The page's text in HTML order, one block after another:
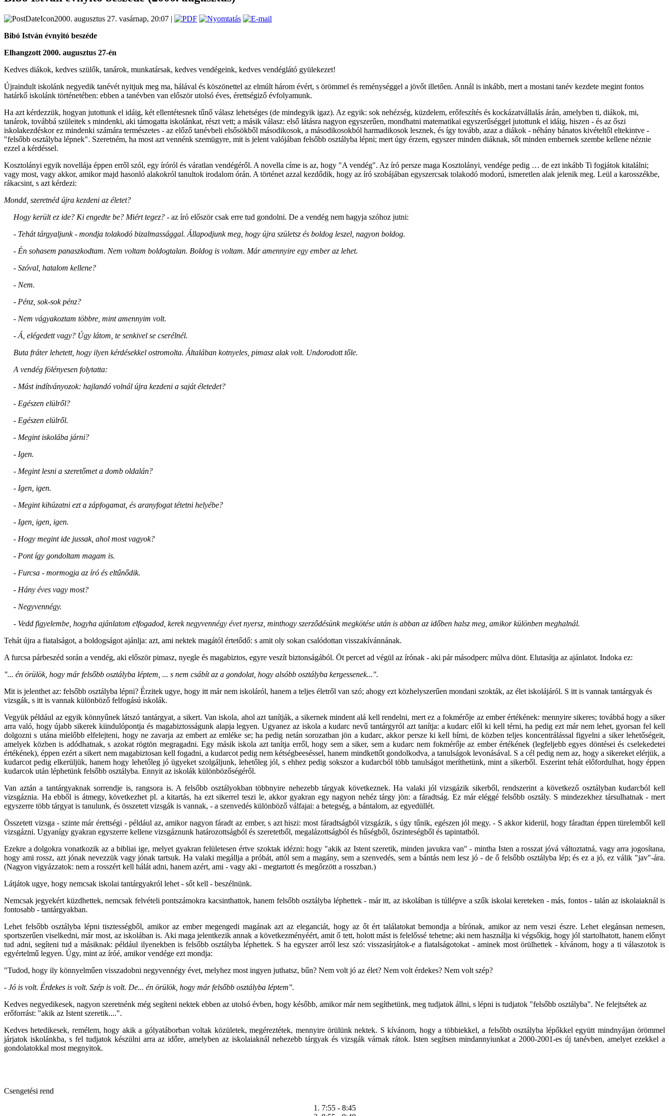
2000. augusztus 27. vasárnap, 20:07 |
Bibó István évnyitó beszéde
Elhangzott 2000. augusztus 27-én
Kedves diákok, kedves szülők, tanárok, munkatársak, kedves vendégeink, kedves vendéglátó gyülekezet!
Újraindult iskolánk negyedik tanévét nyitjuk meg ma, hálával és köszönettel az elmúlt három évért, s örömmel és reménységgel a jövőt illetően. Annál is inkább, mert a mostani tanév kezdete megint fontos
határkő iskolánk történetében: ebben a tanévben van először utolsó éves, érettségiző évfolyamunk.
Ha azt kérdezzük, hogyan jutottunk el idáig, két ellentétesnek tűnő válasz lehetséges (de mindegyik igaz). Az egyik: sok nehézség, küzdelem, erőfeszítés és kockázatvállalás árán, amelyben ti, diákok, mi,
tanárok, továbbá szüleitek s mindenki, aki támogatta iskolánkat, részt vett; a másik válasz: első látásra nagyon egyszerűen, mondhatni matematikai egyszerűséggel jutottunk el idáig, hiszen - és az őszi
iskolakezdéskor ez mindenki számára természetes - az előző tanévbeli elsősökből másodikosok, a másodikosokból harmadikosok lesznek, és így tovább, azaz a diákok - néhány bánatos kivételtől eltekintve -
"felsőbb osztályba lépnek". Szeretném, ha most azt vennénk szemügyre, mit is jelent valójában felsőbb osztályba lépni; mert úgy érzem, egyszer minden diáknak, sőt minden embernek szembe kellene néznie
ezzel a kérdéssel.
Kosztolányi egyik novellája éppen erről szól, egy íróról és váratlan vendégéről. A novella címe is az, hogy "A vendég". Az író persze maga Kosztolányi, vendége pedig … de ezt inkább Ti fogjátok kitalálni;
vagy most, vagy akkor, amikor majd hasonló alakokról tanultok irodalom órán. A történet azzal kezdődik, hogy az író szobájában egyszercsak tolakodó modorú, ismeretlen alak jelenik meg. Leül a karosszékbe,
rákacsint, s azt kérdezi:
Mondd, szeretnéd újra kezdeni az életet?
Hogy került ez ide? Ki engedte be? Miért tegez? - az író először csak erre tud gondolni. De a vendég nem hagyja szóhoz jutni:
- Tehát tárgyaljunk - mondja tolakodó bizalmassággal. Állapodjunk meg, hogy újra születsz és boldog leszel, nagyon boldog.
- Én sohasem panaszkodtam. Nem voltam boldogtalan. Boldog is voltam. Már amennyire egy ember az lehet.
- Szóval, hatalom kellene?
- Nem.
- Pénz, sok-sok pénz?
- Nem vágyakoztam többre, mint amennyim volt.
- Á, elégedett vagy? Úgy látom, te senkivel se cserélnél.
Buta fráter lehetett, hogy ilyen kérdésekkel ostromolta. Általában kotnyeles, pimasz alak volt. Undorodott tőle.
A vendég fölényesen folytatta:
- Mást indítványozok: hajlandó volnál újra kezdeni a saját életedet?
- Egészen elülről?
- Egészen elülről.
- Megint iskolába járni?
- Igen.
- Megint lesni a szeretőmet a domb oldalán?
- Igen, igen.
- Megint kihúzatni ezt a zápfogamat, és aranyfogat tétetni helyébe?
- Igen, igen, igen.
- Hogy megint ide jussak, ahol most vagyok?
- Pont így gondoltam magam is.
- Furcsa - mormogja az író és eltűnődik.
- Hány éves vagy most?
- Negyvennégy.
- Vedd figyelembe, hogyha ajánlatom elfogadod, kerek negyvennégy évet nyersz, minthogy szerződésünk megkötése után is abban az időben halsz meg, amikor különben meghalnál.
Tehát újra a fiatalságot, a boldogságot ajánlja: azt, ami nektek magától értetődő: s amit oly sokan csalódottan visszakívánnának.
A furcsa párbeszéd során a vendég, aki először pimasz, nyegle és magabiztos, egyre veszít biztonságából. Öt percet ad végül az írónak - aki pár másodperc múlva dönt. Elutasítja az ajánlatot. Indoka ez:
"... én örülök, hogy már felsőbb osztályba léptem, ... s nem csábít az a gondolat, hogy alsóbb osztályba kergessenek...".
Mit is jelenthet az: felsőbb osztályba lépni? Érzitek ugye, hogy itt már nem iskoláról, hanem a teljes életről van szó; ahogy ezt közhelyszerűen mondani szokták, az élet iskolájáról. S itt is vannak tantárgyak és
vizsgák, s itt is vannak különböző felfogású iskolák.
Vegyük például az egyik könnyűnek látszó tantárgyat, a sikert. Van iskola, ahol azt tanítják, a sikernek mindent alá kell rendelni, mert ez a fokmérője az ember értékének: mennyire sikeres; továbbá hogy a siker
arra való, hogy újabb sikerek kiindulópontja és magabiztosságunk alapja legyen. Ugyanez az iskola a kudarc nevű tantárgyról azt tanítja: a kudarc elől ki kell térni, ha pedig ezt már nem lehet, gyorsan fel kell
dolgozni s utána mielőbb elfelejteni, hogy ne zavarja az embert az emléke se; ha pedig netán sorozatban jön a kudarc, akkor persze ki kell bírni, de közben teljes koncentrálással figyelni a siker lehetőségeit,
amelyek közben is adódhatnak, s azokat rögtön megragadni. Egy másik iskola azt tanítja erről, hogy sem a siker, sem a kudarc nem fokmérője az ember értékének (legfeljebb egyes döntései és cselekedetei
értékének), éppen ezért a sikert nem magabiztosan kell fogadni, a kudarcot pedig nem kétségbeeséssel, hanem mindkettőt gondolkodva, a tanulságok levonásával. S a cél pedig nem az, hogy a sikereket elérjük, a
kudarcot pedig elkerüljük, hanem hogy lehetőleg jó ügyeket szolgáljunk, lehetőleg jól, s ehhez pedig sokszor a kudarcból több tanulságot meríthetünk, mint a sikerből. Eszerint tehát előfordulhat, hogy éppen
kudarcok után léphetünk felsőbb osztályba. Ennyit az iskolák különbözőségéről.
Van aztán a tantárgyaknak sorrendje is, rangsora is. A felsőbb osztályokban többnyire nehezebb tárgyak következnek. Ha valaki jól vizsgázik sikerből, rendszerint a következő osztályban kudarcból kell
vizsgáznia. Ha ebből is átmegy, következhet pl. a kitartás, ha ezt sikerrel teszi le, akkor gyakran egy nagyon nehéz tárgy jön: a fáradtság. Ez már eléggé felsőbb osztály. S mindezekhez társulhatnak - mert
egyszerre több tárgyat is tanulunk, és összetett vizsgák is vannak, - a szenvedés különböző válfajai: a betegség, a bántalom, az egyedüllét.
Összetett vizsga - szinte már érettségi - például az, amikor nagyon fáradt az ember, s azt hiszi: most fáradtságból vizsgázik, s úgy tűnik, egészen jól megy. - S akkor kiderül, hogy fáradtan éppen türelemből kell
vizsgázni. Ugyanígy gyakran egyszerre kellene vizsgáznunk határozottságból és szeretetből, megalázottságból és hűségből, őszinteségből és tapintatból.
Ezekre a dolgokra vonatkozik az a bibliai ige, melyet gyakran felületesen értve szoktak idézni: hogy "akik az Istent szeretik, minden javukra van" - mintha Isten a rosszat jóvá változtatná, vagy arra jogosítana,
hogy ami rossz, azt jónak nevezzük vagy jónak tartsuk. Ha valaki megállja a próbát, attól sem a magány, sem a szenvedés, sem a bántás nem lesz jó - de ő felsőbb osztályba lép; és ez a jó, ez válik "jav"-ára.
(Nagyon vigyázzatok: nem a rosszért kell hálát adni, hanem azért, ami - vagy aki - megtartott és megőrzött a rosszban.)
Látjátok ugye, hogy nemcsak iskolai tantárgyakról lehet - sőt kell - beszélnünk.
Nemcsak jegyekért küzdhettek, nemcsak felvételi pontszámokra kacsinthattok, hanem felsőbb osztályba léphettek - már itt, az iskolában is túllépve a szűk iskolai kereteken - más, fontos - talán az iskolaiaknál is
fontosabb - tantárgyakban.
Lehet felsőbb osztályba lépni tisztességből, amikor az ember megengedi magának azt az eleganciát, hogy az őt ért találatokat bemondja a bírónak, amikor az nem veszi észre. Lehet elegánsan nemesen,
sportszerűen viselkedni, már most, az iskolában is. Aki maga jelentkezik annak a következményéért, amit ő tett, holott mást is felelőssé tehetne; aki nem használja ki végsőkig, hogy jól startolhatott, hanem előnyt
tud adni, segíteni tud a másiknak: például ilyenekben is felsőbb osztályba léphettek. S ha egyszer arról lesz szó: visszasírjátok-e a fiatalságotokat - aminek most örülhettek - kívánom, hogy a ti válaszotok is
egyértelmű legyen. Úgy, mint az íróé, amikor vendége ezt mondja:
"Tudod, hogy ily könnyelműen visszadobni negyvennégy évet, melyhez most ingyen juthatsz, bűn? Nem volt jó az élet? Nem volt érdekes? Nem volt szép?
- Jó is volt. Érdekes is volt. Szép is volt. De... én örülök, hogy már felsőbb osztályba léptem".
Kedves negyedikesek, nagyon szeretnénk még segíteni nektek ebben az utolsó évben, hogy később, amikor már nem segíthetünk, meg tudjatok állni, s lépni is tudjatok "felsőbb osztályba". Ne felejtsétek az
erőforrást: "akik az Istent szeretik....".
Kedves hetedikesek, remélem, hogy akik a gólyatáborban voltak közületek, megéreztétek, mennyire örülünk nektek. S kívánom, hogy a többiekkel, a felsőbb osztályba lépőkkel együtt mindnyájan örömmel
járjatok iskolánkba, s fel tudjatok készülni arra az időre, amelyben az iskolaiaknál nehezebb tárgyak és vizsgák várnak rátok. Isten segítsen mindannyiunkat a 2000-2001-es új tanévben, amelyet ezekkel a
gondolatokkal most megnyitok.
Csengetési rend
1. 7:55 - 8:45